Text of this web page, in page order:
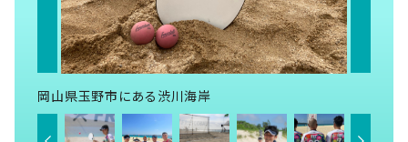
岡山県玉野市にある渋川海岸